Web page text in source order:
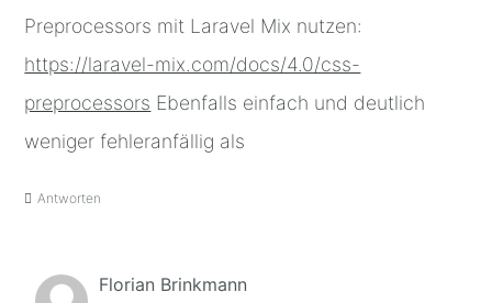
Preprocessors mit Laravel Mix nutzen:
https://laravel-mix.com/docs/4.0/css-
preprocessors Ebenfalls einfach und deutlich
weniger fehleranfällig als
Antworten
Florian Brinkmann